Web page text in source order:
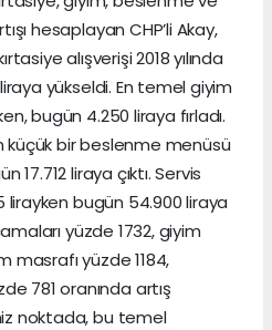
hesaplayan CHP’li Akay,
alışverişi 2018 yılında
yükseldi. En temel giyim
bugün 4.250 liraya fırladı.
bir beslenme menüsü
17.712 liraya çıktı. Servis
lirayken bugün 54.900 liraya
yüzde 1732, giyim
masrafı yüzde 1184,
781 oranında artış
noktada, bu temel